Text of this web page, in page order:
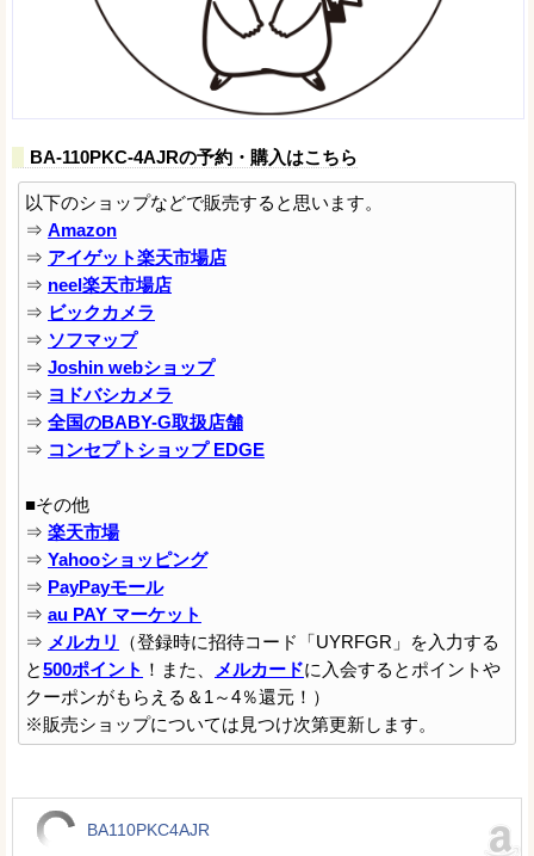
BA-110PKC-4AJRの予約・購入はこちら
以下のショップなどで販売すると思います。
⇒ Amazon
⇒ アイゲット楽天市場店
⇒ neel楽天市場店
⇒ ビックカメラ
⇒ ソフマップ
⇒ Joshin webショップ
⇒ ヨドバシカメラ
⇒ 全国のBABY-G取扱店舗
⇒ コンセプトショップ EDGE
■その他
⇒ 楽天市場
⇒ Yahooショッピング
⇒ PayPayモール
⇒ au PAY マーケット
⇒ メルカリ
（登録時に招待コード「UYRFGR」を入力する
と500ポイント ！また、 メルカードに入会するとポイントや
クーポンがもらえる＆1～4％還元！）
※販売ショップについては見つけ次第更新します。
BA110PKC4AJR